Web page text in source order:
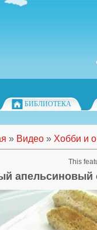
БИБЛИОТЕКА
» Видео » Хобби и
апельсиновый
This